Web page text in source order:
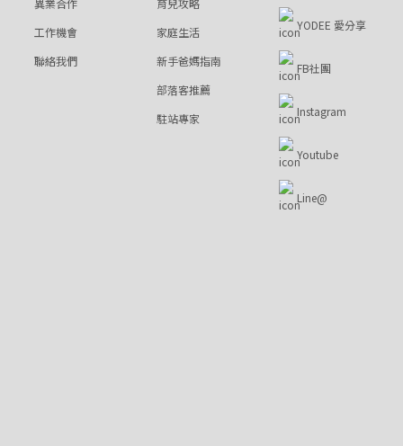
異業合作
工作機會
聯絡我們
育兒攻略
家庭生活
新手爸媽指南
部落客推薦
駐站專家
YODEE 愛分享
FB社團
Instagram
Youtube
Line@